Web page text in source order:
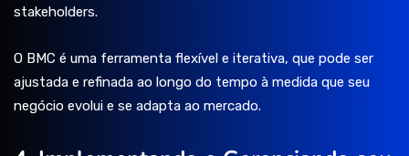
stakeholders.
O BMC é uma ferramenta flexível e iterativa, que pode ser
ajustada e refinada ao longo do tempo à medida que seu
negócio evolui e se adapta ao mercado.